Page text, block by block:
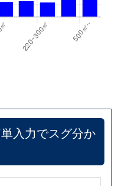
入力でスグ分か